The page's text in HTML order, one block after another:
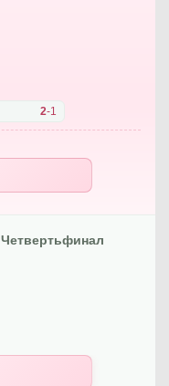
2-1
Четвертьфинал